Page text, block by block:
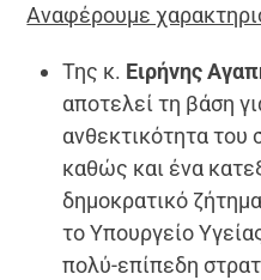
Αναφέρουμε
Της κ. Ειρήνης
αποτελεί τη βάση
ανθεκτικότητα του
καθώς και ένα
δημοκρατικό
το Υπουργείο
πολύ-επίπεδη